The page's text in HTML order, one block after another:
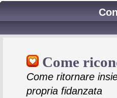
Come
Come ritornare
propria fidanzata